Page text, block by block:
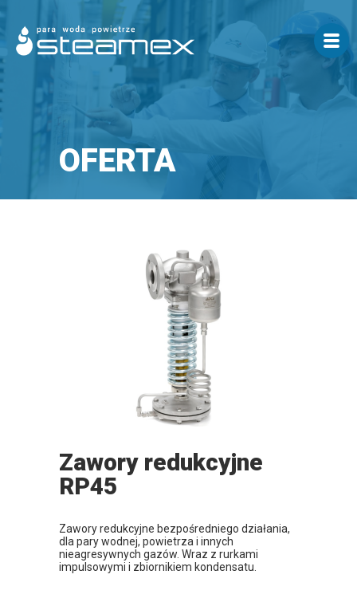
OFERTA
Zawory redukcyjne
RP45
Zawory redukcyjne bezpośredniego działania,
dla pary wodnej, powietrza i innych
nieagresywnych gazów. Wraz z rurkami
impulsowymi i zbiornikiem kondensatu.